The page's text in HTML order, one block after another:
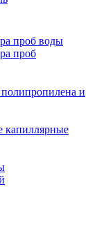
проб воды
проб
полипропилена и
капиллярные